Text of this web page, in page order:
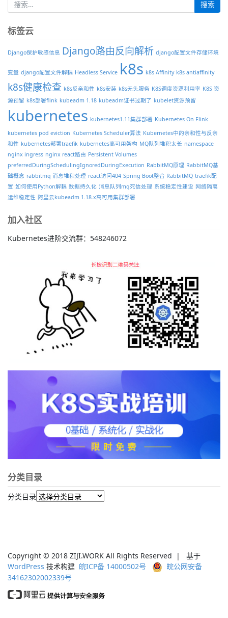
标签云
Django保护敏感信息 Django路由反向解析 django配置文件存储环境
变量 django配置文件解耦 Headless Service k8s k8s Affinity k8s antiaffinity
k8s健康检查 k8s反亲和性 k8s安装 k8s无头服务 K8S调度资源利用率 K8S 资
源预留 k8s部署flink kubeadm 1.18 kubeadm证书过期了 kubelet资源预留
kubernetes kubernetes1.11集群部署 Kubernetes On Flink
kubernetes pod eviction Kubernetes Scheduler算法 Kubernetes中的亲和性与反亲
和性 kubernetes部署traefik kubernetes高可用架构 MQ队列堆积太长 namespace
nginx ingress nginx react路由 Persistent Volumes
preferredDuringSchedulingIgnoredDuringExecution RabbitMQ原理 RabbitMQ基
础概念 rabbitmq 消息堆积处理 react访问404 Spring Boot整合 RabbitMQ traefik配
置 如何使用Python解耦 数据持久化 消息队列mq死信处理 系统稳定性建设 网络隔离
运维稳定性 阿里云kubeadm 1.18.x高可用集群部署
加入社区
Kubernetes进阶交流群：548246072
分类目录
分类目录
Copyright © 2018 ZIJI.WORK All Rights Reserved | 基于
WordPress 技术构建 皖ICP备 14000502号
皖公网安备
34162302002339号